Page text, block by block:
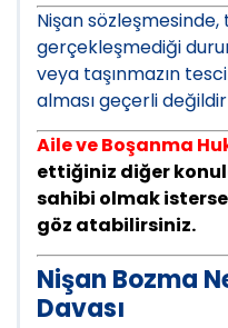
Nişan
gerçekleşmediği
veya taşınmazın
alması geçerli
Aile ve Boşanma
ettiğiniz diğer
sahibi olmak
göz atabilirsiniz.
Nişan Bozma
Davası